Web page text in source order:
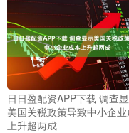
日日盈配资APP下载 调查
美国关税政策导致中小企业
上升超两成